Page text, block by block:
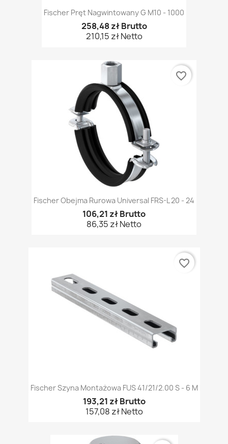
Fischer Pręt Nagwintowany G M10 - 1000
258,48 zł Brutto
210,15 zł Netto
Fischer Obejma Rurowa Universal FRS-L 20 - 24
106,21 zł Brutto
86,35 zł Netto
favorite_border
Fischer Szyna Montażowa FUS 41/21/2.00 S - 6 M
193,21 zł Brutto
157,08 zł Netto
favorite_border